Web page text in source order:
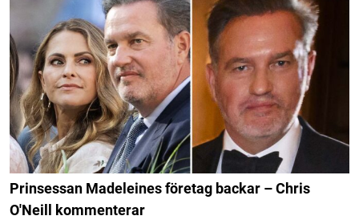
Prinsessan Madeleines företag backar – Chris
O'Neill kommenterar